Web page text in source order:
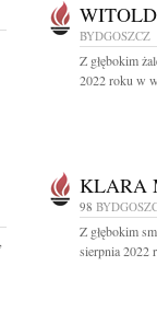
BYDGOSZCZ
Z głębokim
2022 roku w
KLARA
98
Z głębokim
sierpnia 2022